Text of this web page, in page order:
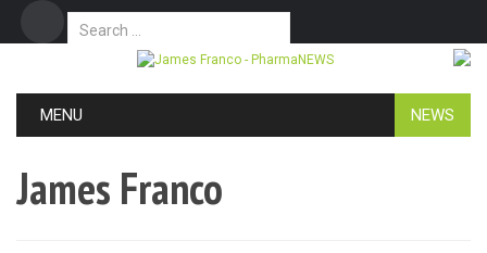
Search for:
MENU NEWS
James Franco